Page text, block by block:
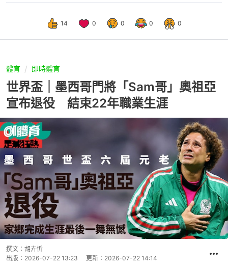
14 0 0 0 0
體育 即時體育
世界盃｜墨西哥門將「Sam哥」奧祖亞
宣布退役 結束22年職業生涯
撰文： 胡卉忻
出版： 2026-07-22 13:23 更新： 2026-07-22 14:14